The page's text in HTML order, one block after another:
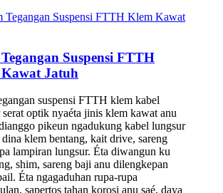
Suspensi FTTH
Jatuh
suspensi FTTH klem kabel
serat optik nyaéta jinis klem kawat anu
pikeun ngadukung kabel lungsur
klem bentang, kait drive, sareng
lampiran lungsur. Éta diwangun ku
shim, sareng baji anu dilengkepan
Éta ngagaduhan rupa-rupa
sapertos tahan korosi anu saé, daya